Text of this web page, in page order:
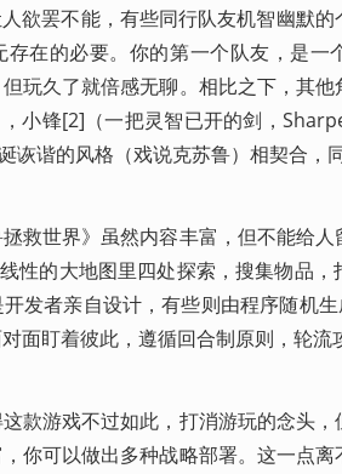
欲罢不能，有些同行队友机智幽默
存在的必要。你的第一个队友，是一
玩久了就倍感无聊。相比之下，其
小锋[2]（一把灵智已开的剑，
诙谐的风格（戏说克苏鲁）相契合，
救世界》虽然内容丰富，但不能给
性的大地图里四处探索，搜集物品
发者亲自设计，有些则由程序随机
面盯着彼此，遵循回合制原则，轮流
款游戏不过如此，打消游玩的念头
你可以做出多种战略部署。这一点